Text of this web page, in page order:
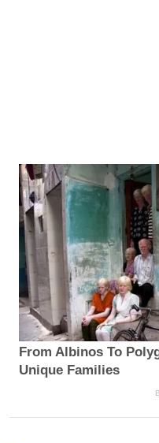
From Albinos To
Unique Families